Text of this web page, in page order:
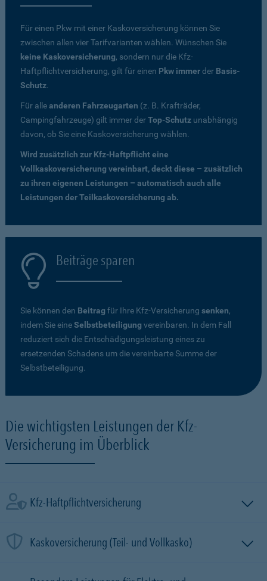
Für einen Pkw mit einer Kaskoversicherung können Sie
zwischen allen vier Tarifvarianten wählen. Wünschen Sie
keine Kaskoversicherung, sondern nur die Kfz-
Haftpflichtversicherung, gilt für einen Pkw immerder Basis-
Schutz.
Für alleanderen Fahrzeugarten (z. B. Krafträder,
Campingfahrzeuge) gilt immer derTop-Schutz unabhängig
davon, ob Sie eine Kaskoversicherung wählen.
Wird zusätzlich zur Kfz-Haftpflicht eine
Vollkaskoversicherung vereinbart, deckt diese – zusätzlich
zu ihren eigenen Leistungen – automatisch auch alle
Leistungen der Teilkaskoversicherung ab.
Beiträge sparen
Sie können den Beitrag für Ihre Kfz-Versicherung senken,
indem Sie eineSelbstbeteiligung vereinbaren. In dem Fall
reduziert sich die Entschädigungsleistung eines zu
ersetzenden Schadens um die vereinbarte Summe der
Selbstbeteiligung.
Die wichtigsten Leistungen der Kfz-
Versicherung im Überblick
Kfz-Haftpflichtversicherung
Kaskoversicherung (Teil- und Vollkasko)